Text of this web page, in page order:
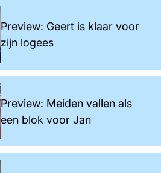
Preview: Geert is klaar voor
zijn logees
Preview: Meiden vallen als
een blok voor Jan